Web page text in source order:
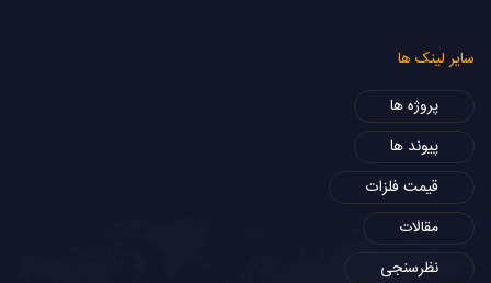
سایر لینک ها
پروژه ها
پیوند ها
قیمت فلزات
مقالات
نظرسنجی